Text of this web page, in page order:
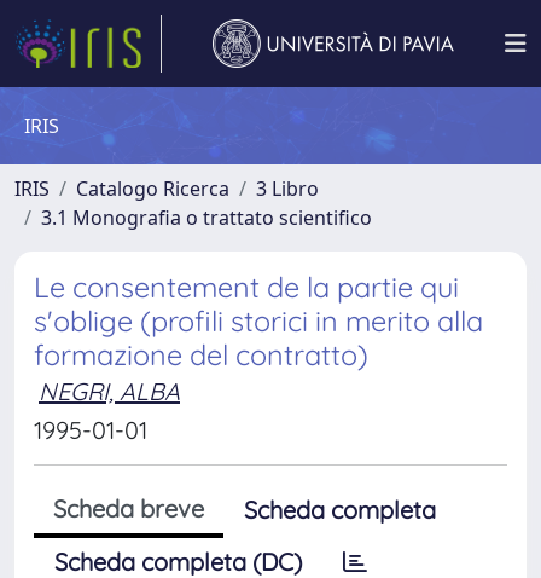
IRIS
IRIS Catalogo Ricerca
3 Libro
3.1 Monografia o trattato scientifico
Le consentement de la partie qui
s'oblige (profili storici in merito alla
formazione del contratto)
NEGRI, ALBA
1995-01-01
Scheda breve
Scheda completa
Scheda completa (DC)